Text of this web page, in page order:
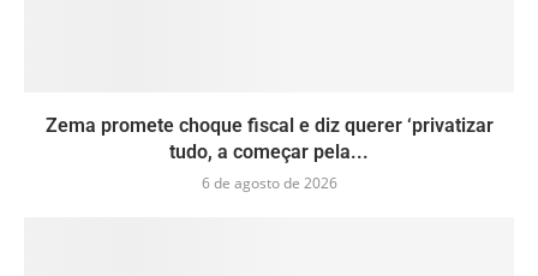
Zema promete choque fiscal e diz querer ‘privatizar
tudo, a começar pela...
6 de agosto de 2026